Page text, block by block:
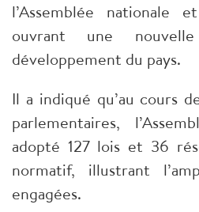
l’Assemblée nationale
ouvrant une
développement du pays.
Il a indiqué qu’au cours
parlementaires,
adopté 127 lois et 36
normatif, illustrant
engagées.